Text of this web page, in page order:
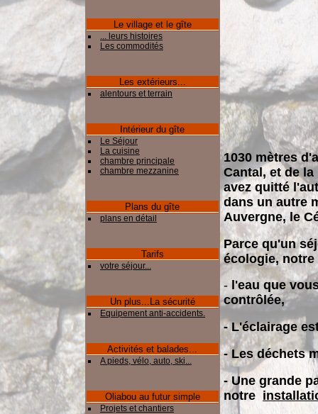
Le village et le gîte
... leurs histoires
Les commodités
Les extérieurs...
alentours et terrain
Intérieur du gîte
Le Séjour
La cuisine
chambre principale
chambre mezzanine
Plans du gîte
plans en détail
Tarifs
votre séjour...
Un plus...La sécurité
domestique !
Equipement anti-accidents.
Activités et balades...
A pieds, vélo, auto, ski...
Oliabou au futur simple
Projets et chantiers
1030 mètres
Cantal, et de
avez quitté
dans un autre
Auvergne, le
Parce qu'un
écologie,
- l'eau que
contrôlée,
- L'éclairage
- Les déchets
- Une grande
notre